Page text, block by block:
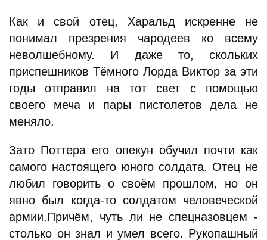
Как и свой отец, Харальд искренне не
понимал презрения чародеев ко всему
неволшебному. И даже то, скольких
приспешников Тёмного Лорда Виктор за эти
годы отправил на тот свет с помощью
своего меча и пары пистолетов дела не
меняло.
Зато Поттера его опекун обучил почти как
самого настоящего юного солдата. Отец не
любил говорить о своём прошлом, но он
явно был когда-то солдатом человеческой
армии.Причём, чуть ли не спецназовцем -
столько он знал и умел всего. Рукопашный